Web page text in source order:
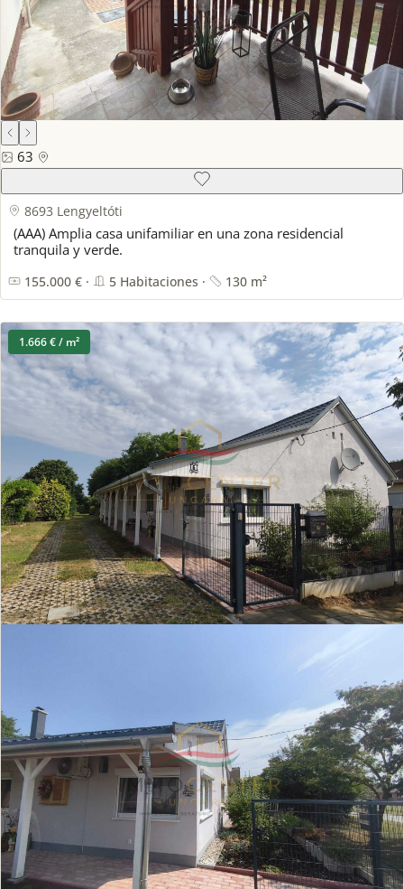
63
8693 Lengyeltóti
(AAA) Amplia casa unifamiliar en una zona residencial
tranquila y verde.
155.000 € · 5 Habitaciones · 130 m²
1.666 € / m²